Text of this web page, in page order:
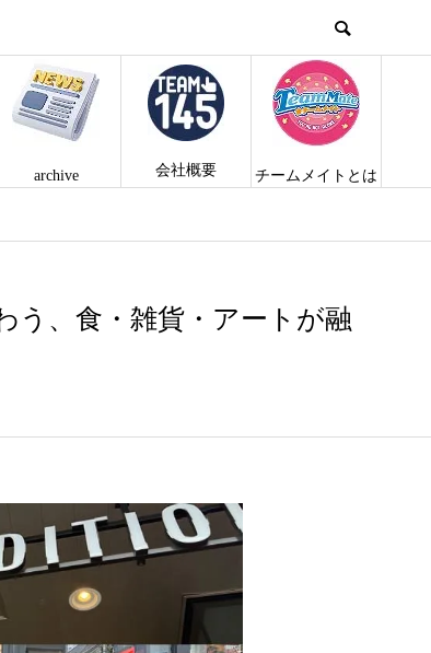
archive 会社概要 チームメイトとは
う、食・雑貨・アートが融